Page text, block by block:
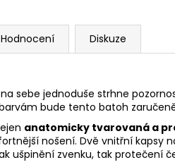
Hodnocení Diskuze
na sebe jednoduše strhne
bude tento batoh
anatomicky tvarovaná a
nošení. Dvě vnitřní kapsy
ušpinění zvenku, tak protečení